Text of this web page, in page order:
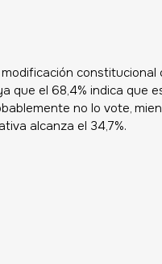
que el 68,4% indica que
no lo vote,
alcanza el 34,7%.